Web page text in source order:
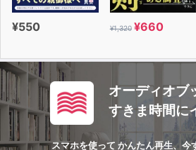
¥550 ¥1,320 ¥660
オーディオブ
すきま時間に
スマホを使って かんたん再生、今